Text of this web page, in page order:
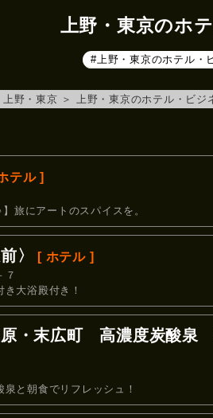
上野・東京のホ
#上野・東京のホテル・
上野・東京 ＞ 上野・東京のホテル・ビジ
テル ]
旅にアートのスパイスを。
〉 [ ホテル ]
７
大浴殿付き！
原・末広町 高濃度炭酸泉
と朝食でリフレッシュ！